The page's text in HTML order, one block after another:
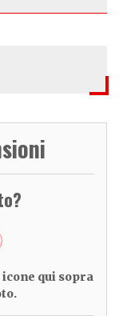
qui sopra